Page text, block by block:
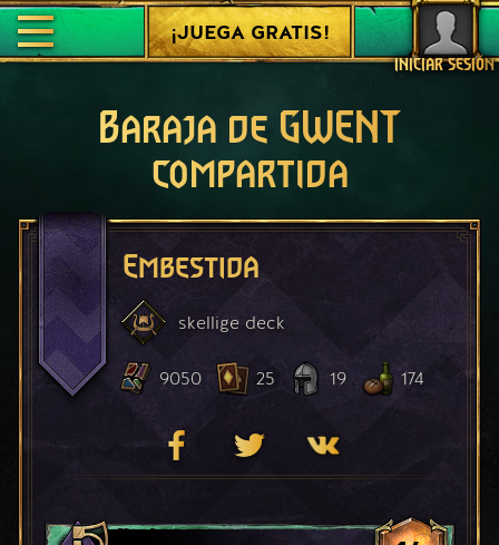
INICIAR SESIÓN
¡JUEGA GRATIS!
Baraja de GWENT
compartida
Embestida
skellige deck
9050 25 19 174